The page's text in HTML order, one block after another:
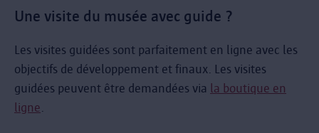
Une visite du musée avec guide ?
Les visites guidées sont parfaitement en ligne avec les
objectifs de développement et finaux. Les visites
guidées peuvent être demandées via la boutique en
ligne.